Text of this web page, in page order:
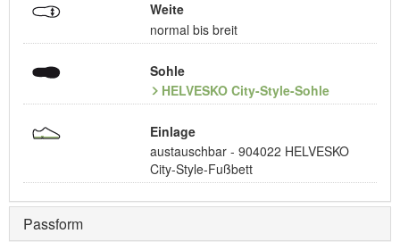
Weite
normal bis breit
Sohle
HELVESKO City-Style-Sohle
Einlage
austauschbar - 904022 HELVESKO
City-Style-Fußbett
Passform